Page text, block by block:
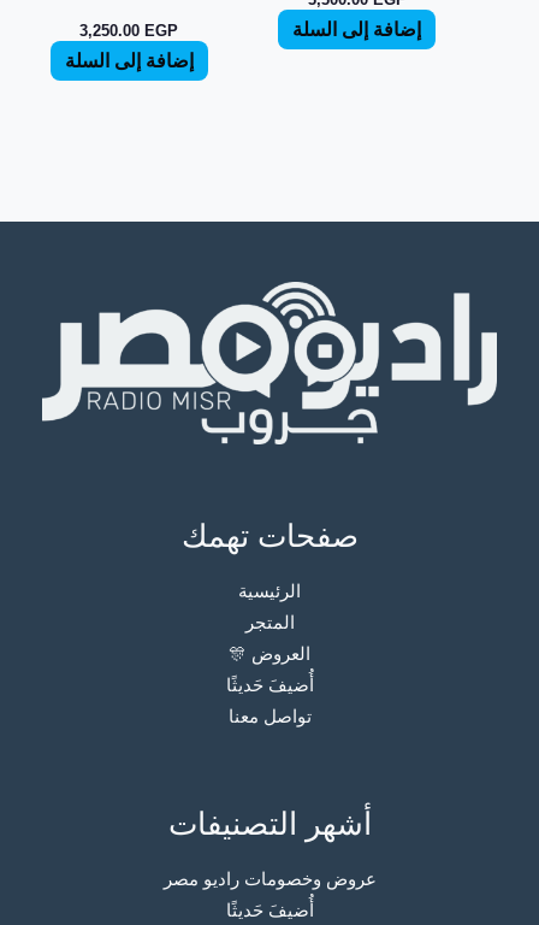
إضافة إلى السلة 3,250.00 EGP
إضافة إلى السلة
صفحات تهمك
الرئيسية
المتجر
العروض 🎊
أُضيفَ حَديثًا
تواصل معنا
أشهر التصنيفات
عروض وخصومات راديو مصر
أُضيفَ حَديثًا